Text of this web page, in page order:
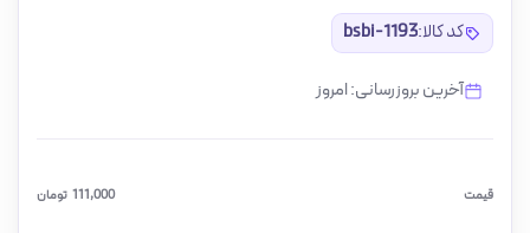
کد کالا:bsbi-1193
آخرین بروزرسانی: امروز
قیمت تومان 111,000